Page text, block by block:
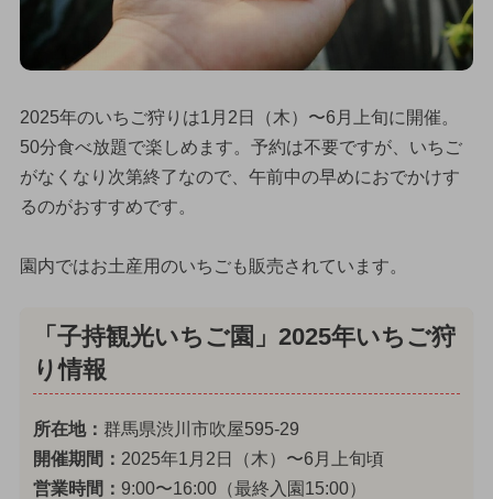
2025年のいちご狩りは1月2日（木）〜6月上旬に開催。
50分食べ放題で楽しめます。予約は不要ですが、いちご
がなくなり次第終了なので、午前中の早めにおでかけす
るのがおすすめです。
園内ではお土産用のいちごも販売されています。
「子持観光いちご園」2025年いちご狩
り情報
所在地： 群馬県渋川市吹屋595-29
開催期間： 2025年1月2日（木）〜6月上旬頃
営業時間： 9:00〜16:00（最終入園15:00）